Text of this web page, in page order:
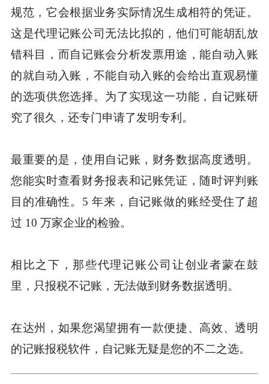
规范，它会根据业务实际情况生成相符的凭证。
这是代理记账公司无法比拟的，他们可能胡乱放
错科目，而自记账会分析发票用途，能自动入账
的就自动入账，不能自动入账的会给出直观易懂
的选项供您选择。为了实现这一功能，自记账研
究了很久，还专门申请了发明专利。
最重要的是，使用自记账，财务数据高度透明。
您能实时查看财务报表和记账凭证，随时评判账
目的准确性。5 年来，自记账做的账经受住了超
过 10 万家企业的检验。
相比之下，那些代理记账公司让创业者蒙在鼓
里，只报税不记账，无法做到财务数据透明。
在达州，如果您渴望拥有一款便捷、高效、透明
的记账报税软件，自记账无疑是您的不二之选。